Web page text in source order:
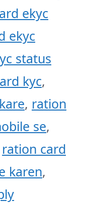
ekyc
ekyc
status
kyc,
, ration
se,
ration card
karen,